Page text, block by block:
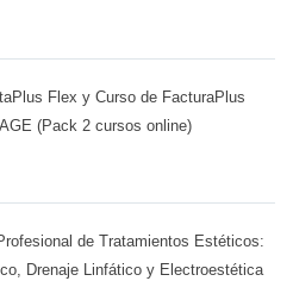
Flex y Curso de FacturaPlus
(Pack 2 cursos online)
de Tratamientos Estéticos:
Drenaje Linfático y Electroestética